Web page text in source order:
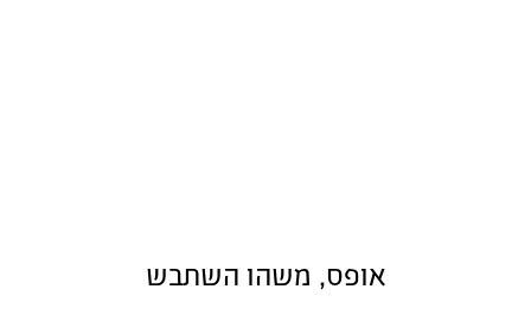
אופס, משהו השתבש